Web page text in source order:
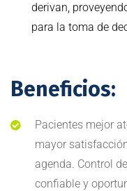
derivan,
para la toma de
Beneficios:
Pacientes mejor
mayor
agenda. Control
confiable y